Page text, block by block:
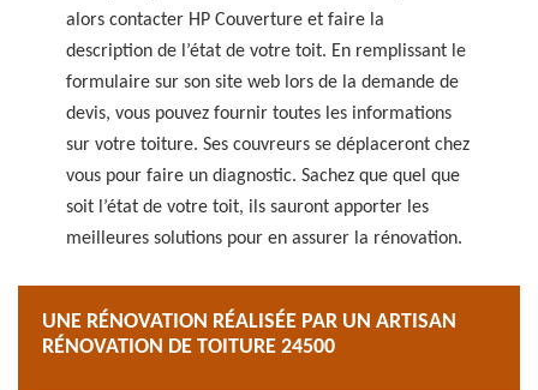
alors contacter HP Couverture et faire la
description de l’état de votre toit. En remplissant le
formulaire sur son site web lors de la demande de
devis, vous pouvez fournir toutes les informations
sur votre toiture. Ses couvreurs se déplaceront chez
vous pour faire un diagnostic. Sachez que quel que
soit l’état de votre toit, ils sauront apporter les
meilleures solutions pour en assurer la rénovation.
UNE RÉNOVATION RÉALISÉE PAR UN ARTISAN
RÉNOVATION DE TOITURE 24500